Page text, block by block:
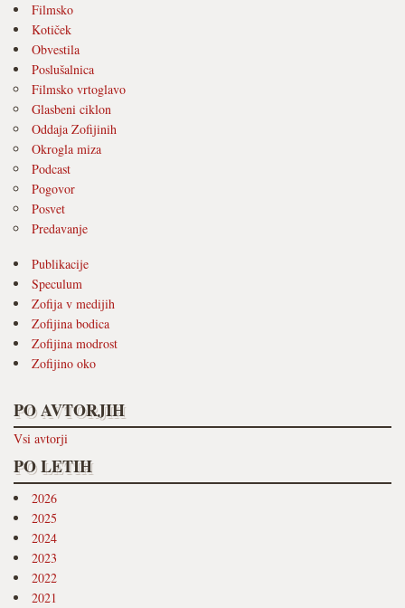
Filmsko
Kotiček
Obvestila
Poslušalnica
Filmsko vrtoglavo
Glasbeni ciklon
Oddaja Zofijinih
Okrogla miza
Podcast
Pogovor
Posvet
Predavanje
Publikacije
Speculum
Zofija v medijih
Zofijina bodica
Zofijina modrost
Zofijino oko
PO AVTORJIH
Vsi avtorji
PO LETIH
2026
2025
2024
2023
2022
2021